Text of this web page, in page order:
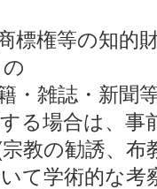
標権等の知的
・雑誌・新聞
る場合は、事
教の勧誘、
て学術的な考